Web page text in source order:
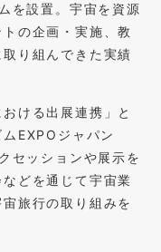
を設置。宇宙を資源
の企画・実施、教
り組んできた実績
ける出展連携」と
EXPOジャパン
セッションや展示を
どを通じて宇宙業
旅行の取り組みを